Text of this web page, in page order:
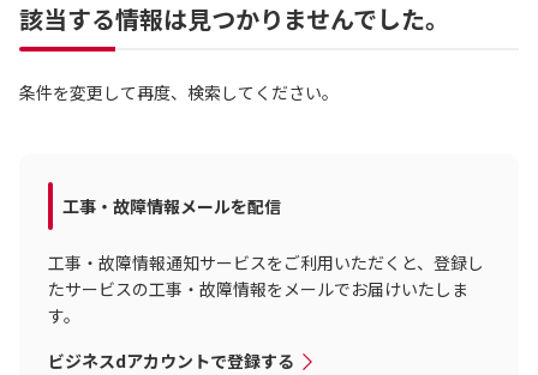
該当する情報は見つかりませんでした。
条件を変更して再度、検索してください。
工事・故障情報メールを配信
工事・故障情報通知サービスをご利用いただくと、登録し
たサービスの工事・故障情報をメールでお届けいたしま
す。
ビジネスdアカウントで登録する